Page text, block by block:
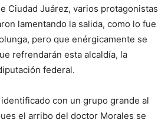
Ciudad Juárez, varios protagonistas
lamentando la salida, como lo fue
pero que enérgicamente se
refrendarán esta alcaldía, la
federal.
identificado con un grupo grande al
el arribo del doctor Morales se